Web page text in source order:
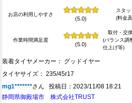
お店の利用しやすさ
(5.0)
スタ
(料金
作業時間満足度
(5.0)
取付・交
(バランス調
仕上げ等)
装着タイヤメーカー： グッドイヤー
タイヤサイズ： 235/45r17
mg1*******さん 投稿日：2023/11/08 18:21
静岡県御殿場市 株式会社TRUST